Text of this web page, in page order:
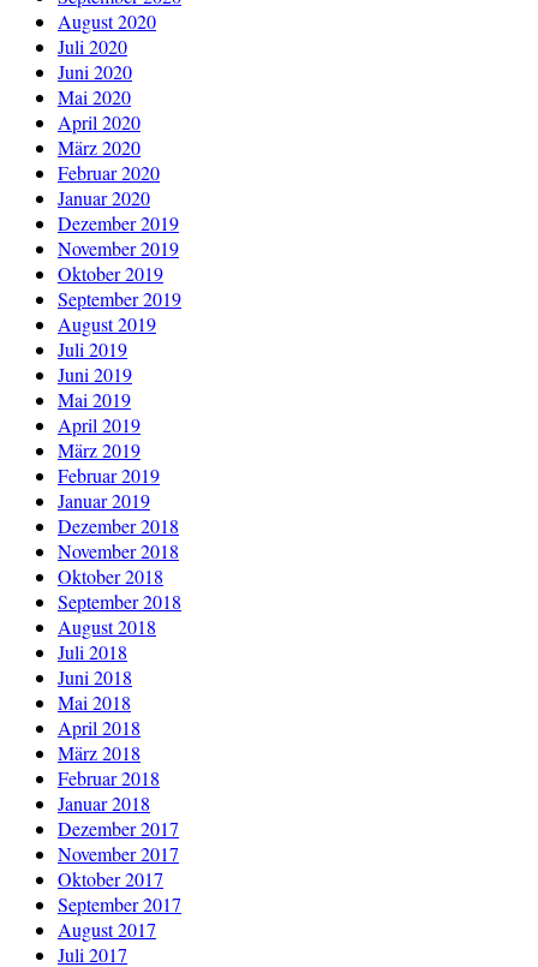
August 2020
Juli 2020
Juni 2020
Mai 2020
April 2020
März 2020
Februar 2020
Januar 2020
Dezember 2019
November 2019
Oktober 2019
September 2019
August 2019
Juli 2019
Juni 2019
Mai 2019
April 2019
März 2019
Februar 2019
Januar 2019
Dezember 2018
November 2018
Oktober 2018
September 2018
August 2018
Juli 2018
Juni 2018
Mai 2018
April 2018
März 2018
Februar 2018
Januar 2018
Dezember 2017
November 2017
Oktober 2017
September 2017
August 2017
Juli 2017